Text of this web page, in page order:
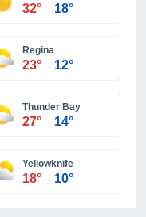
32° 18°
Regina
23° 12°
Thunder Bay
27° 14°
Yellowknife
18° 10°